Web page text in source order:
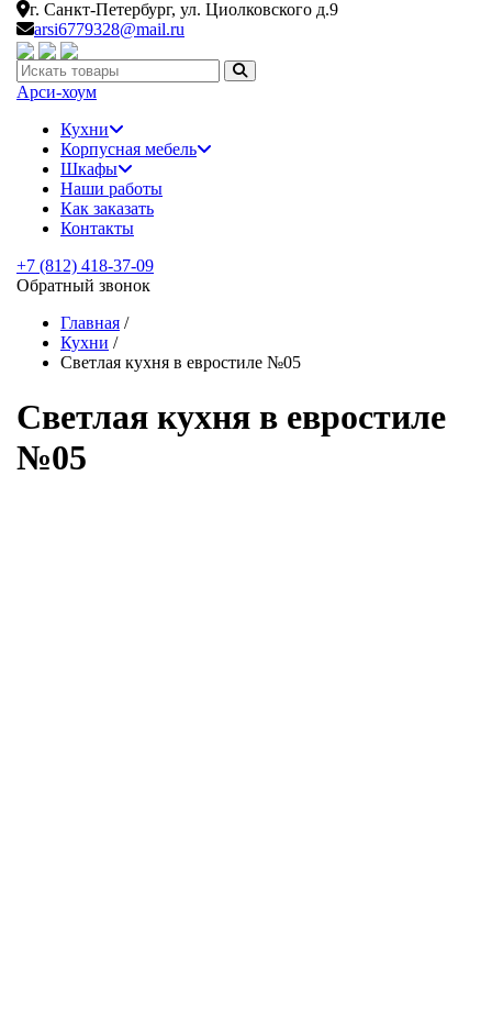
г. Санкт-Петербург, ул. Циолковского д.9
arsi6779328@mail.ru
Искать:
Арси-хоум
Кухни
Корпусная мебель
Шкафы
Наши работы
Как заказать
Контакты
+7 (812) 418-37-09
Обратный звонок
Главная /
Кухни /
Светлая кухня в евростиле №05
Светлая кухня в евростиле
№05